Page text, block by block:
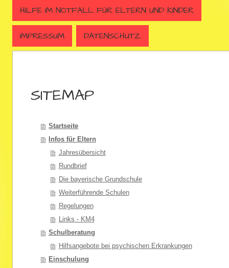
HILFE IM NOTFALL FÜR ELTERN UND KINDER
IMPRESSUM DATENSCHUTZ
SITEMAP
Startseite
Infos für Eltern
Jahresübersicht
Rundbrief
Die bayerische Grundschule
Weiterführende Schulen
Regelungen
Links - KM4
Schulberatung
Hilfsangebote bei psychischen Erkrankungen
Einschulung